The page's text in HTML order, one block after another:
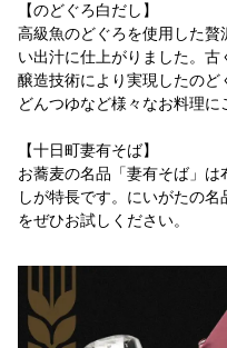
【のどぐろ白だし】
高級魚のどぐろを使用した
い出汁に仕上がりました。
醸造技術により実現したのど
どんつゆなど様々なお料理に
【十日町妻有そば】
お蕎麦の名品「妻有そば」
しが特長です。にいがたの
をぜひお試しください。